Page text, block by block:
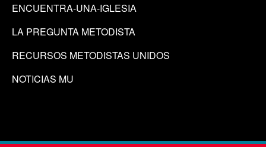
ENCUENTRA-UNA-IGLESIA
LA PREGUNTA METODISTA
RECURSOS METODISTAS UNIDOS
NOTICIAS MU